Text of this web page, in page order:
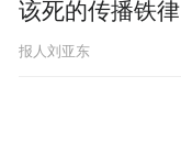
该死的传播铁律
报人刘亚东